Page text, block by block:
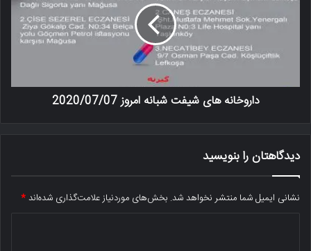
داروخانه های شیفت شبانه امروز 2020/07/07
دیدگاهتان را بنویسید
نشانی ایمیل شما منتشر نخواهد شد. بخش‌های موردنیاز علامت‌گذاری شده‌اند*